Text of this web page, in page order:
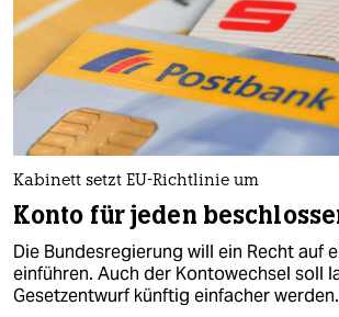
Kabinett setzt EU-Richtlinie um
Konto für jeden
Die Bundesregierung will ein Recht auf
einführen. Auch der Kontowechsel soll
Gesetzentwurf künftig einfacher werden.